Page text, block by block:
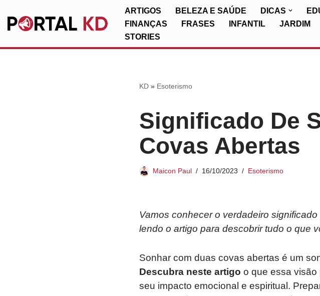
Pular
ARTIGOS BELEZA E SAÚDE DICAS
FINANÇAS
FRASES INFANTIL JARDIM
STORIES
KD» Esoterismo
Significado De
Covas Abertas
Maicon Paul 16/10/2023 Esoterismo
Vamos conhecer o verdadeiro
lendo o artigo para descobrir tudo o que
Sonhar com duas covas abertas é um
Descubra neste artigo o que essa visão
seu impacto emocional e espiritual.